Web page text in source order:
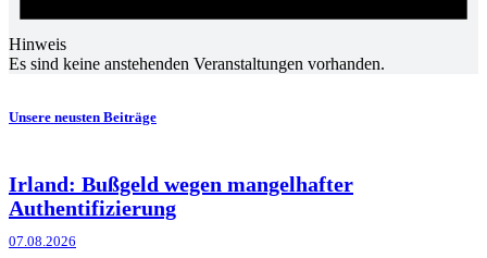
Hinweis
Es sind keine anstehenden Veranstaltungen vorhanden.
Unsere neusten Beiträge
Irland: Bußgeld wegen mangelhafter
Authentifizierung
07.08.2026